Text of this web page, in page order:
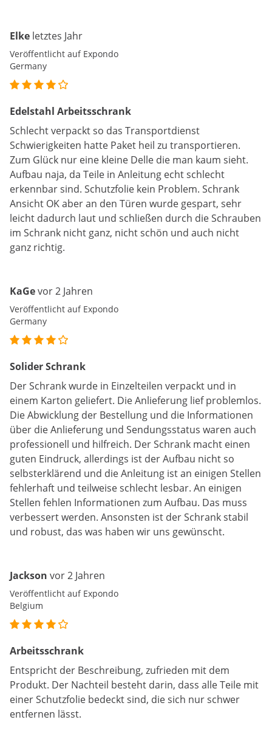
Elke letztes Jahr
Veröffentlicht auf Expondo
Germany
Edelstahl Arbeitsschrank
Schlecht verpackt so das Transportdienst
Schwierigkeiten hatte Paket heil zu transportieren.
Zum Glück nur eine kleine Delle die man kaum sieht.
Aufbau naja, da Teile in Anleitung echt schlecht
erkennbar sind. Schutzfolie kein Problem. Schrank
Ansicht OK aber an den Türen wurde gespart, sehr
leicht dadurch laut und schließen durch die Schrauben
im Schrank nicht ganz, nicht schön und auch nicht
ganz richtig.
KaGevor 2 Jahren
Veröffentlicht auf Expondo
Germany
Solider Schrank
Der Schrank wurde in Einzelteilen verpackt und in
einem Karton geliefert. Die Anlieferung lief problemlos.
Die Abwicklung der Bestellung und die Informationen
über die Anlieferung und Sendungsstatus waren auch
professionell und hilfreich. Der Schrank macht einen
guten Eindruck, allerdings ist der Aufbau nicht so
selbsterklärend und die Anleitung ist an einigen Stellen
fehlerhaft und teilweise schlecht lesbar. An einigen
Stellen fehlen Informationen zum Aufbau. Das muss
verbessert werden. Ansonsten ist der Schrank stabil
und robust, das was haben wir uns gewünscht.
Jackson vor 2 Jahren
Veröffentlicht auf Expondo
Belgium
Arbeitsschrank
Entspricht der Beschreibung, zufrieden mit dem
Produkt. Der Nachteil besteht darin, dass alle Teile mit
einer Schutzfolie bedeckt sind, die sich nur schwer
entfernen lässt.